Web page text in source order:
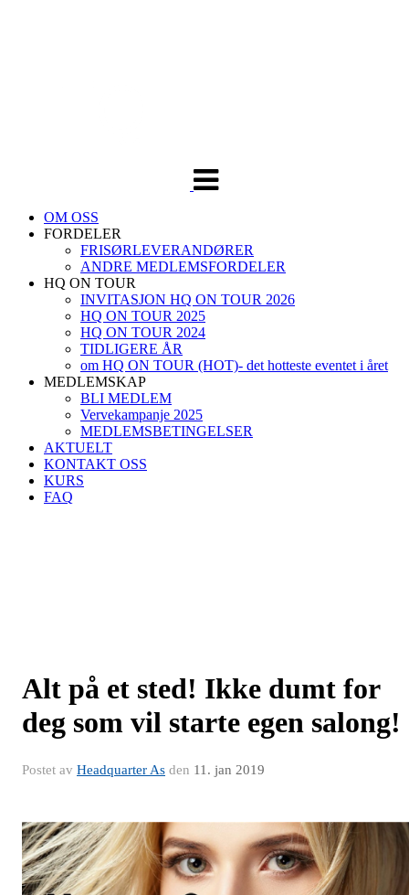
OM OSS
FORDELER
FRISØRLEVERANDØRER
ANDRE MEDLEMSFORDELER
HQ ON TOUR
INVITASJON HQ ON TOUR 2026
HQ ON TOUR 2025
HQ ON TOUR 2024
TIDLIGERE ÅR
om HQ ON TOUR (HOT)- det hotteste eventet i året
MEDLEMSKAP
BLI MEDLEM
Vervekampanje 2025
MEDLEMSBETINGELSER
AKTUELT
KONTAKT OSS
KURS
FAQ
Alt på et sted! Ikke dumt for
deg som vil starte egen salong!
Postet av Headquarter As den 11. jan 2019